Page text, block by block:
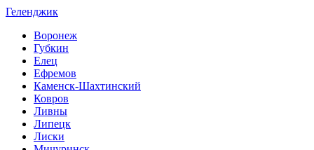
Геленджик
Воронеж
Губкин
Елец
Ефремов
Каменск-Шахтинский
Ковров
Ливны
Липецк
Лиски